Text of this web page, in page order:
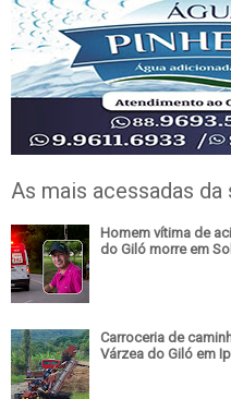
As mais acessadas da
Homem vítima de
do Giló morre em
Carroceria de
Várzea do Giló em